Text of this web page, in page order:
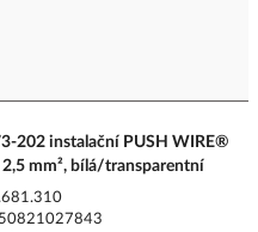
202 instalační PUSH WIRE®
mm², bílá/transparentní